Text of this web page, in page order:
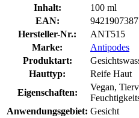
Inhalt:
100 ml
EAN:
Hersteller-Nr.:
ANT515
Marke:
Antipodes
Produktart:
Hauttyp:
Reife Haut
Eigenschaften:
Vegan,
Anwendungsgebiet: Gesicht